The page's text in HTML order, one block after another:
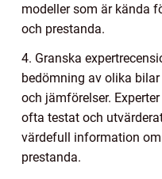
modeller som är kända
och prestanda.
4. Granska
bedömning av olika
och jämförelser.
ofta testat och
värdefull information
prestanda.